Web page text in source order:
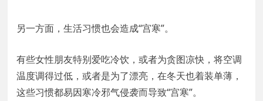
另一方面，生活习惯也会造成“宫寒”。
有些女性朋友特别爱吃冷饮，或者为贪图凉快，将空调
温度调得过低，或者是为了漂亮，在冬天也着装单薄，
这些习惯都易因寒冷邪气侵袭而导致“宫寒”。